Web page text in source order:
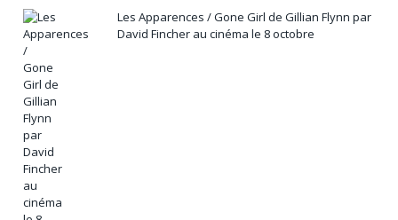
Les Apparences / Gone Girl de Gillian Flynn par
David Fincher au cinéma le 8 octobre